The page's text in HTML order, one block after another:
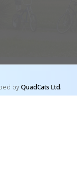
byQuadCats Ltd.